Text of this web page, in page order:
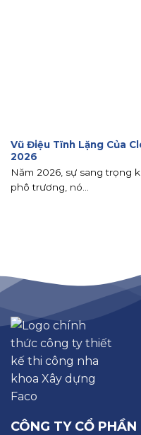
Vũ Điệu Tĩnh Lặng Của
2026
Năm 2026, sự sang trọng
phô trương, nó...
CÔNG TY CỔ